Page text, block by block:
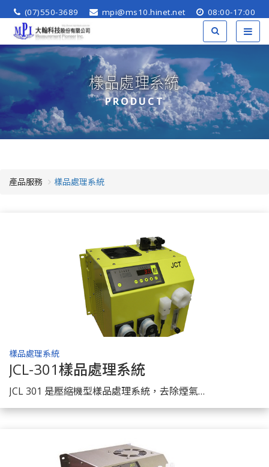
(07)550-3689 mpi@ms10.hinet.net 08:00-17:00
樣品處理系統
PRODUCT
產品服務 樣品處理系統
了解商品
樣品處理系統
JCL-301樣品處理系統
JCL 301 是壓縮機型樣品處理系統，去除煙氣中水份及粉塵提供乾燥無塵的樣品。